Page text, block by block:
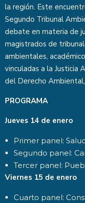
la región. Este
Segundo Tribunal
debate en materia de
magistrados de
ambientales,
vinculadas a la Justicia
del Derecho
PROGRAMA
Jueves 14 de enero
Primer panel:
Segundo panel:
Tercer panel:
Viernes 15 de enero
Cuarto panel: